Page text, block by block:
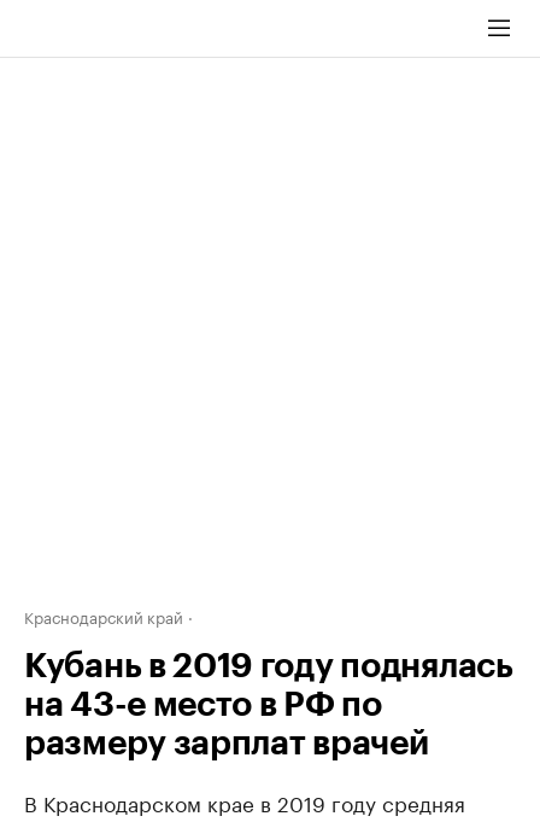
Краснодарский край
Кубань в 2019 году поднялась
на 43-е место в РФ по
размеру зарплат врачей
В Краснодарском крае в 2019 году средняя